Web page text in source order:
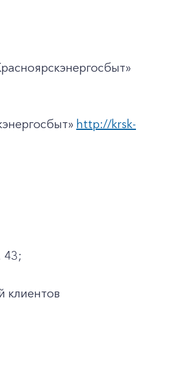
http://krsk-
43;
клиентов